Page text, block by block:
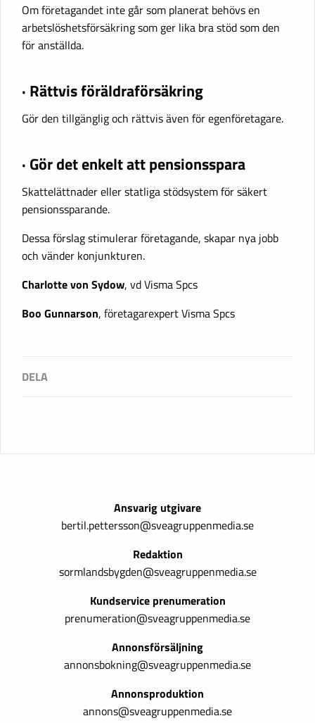
Om företagandet inte går som planerat behövs en
arbetslöshetsförsäkring som ger lika bra stöd som den
för anställda.
· Rättvis föräldraförsäkring
Gör den tillgänglig och rättvis även för egenföretagare.
· Gör det enkelt att pensionsspara
Skattelättnader eller statliga stödsystem för säkert
pensionssparande.
Dessa förslag stimulerar företagande, skapar nya jobb
och vänder konjunkturen.
Charlotte von Sydow, vd Visma Spcs
Boo Gunnarson, företagarexpert Visma Spcs
Ansvarig utgivare
bertil.pettersson@sveagruppenmedia.se
Redaktion
sormlandsbygden@sveagruppenmedia.se
Kundservice prenumeration
prenumeration@sveagruppenmedia.se
Annonsförsäljning
annonsbokning@sveagruppenmedia.se
Annonsproduktion
annons@sveagruppenmedia.se